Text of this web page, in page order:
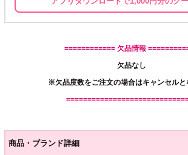
============ 欠品情報
欠品なし
※欠品度数をご注文の場合はキャンセルと
商品・ブランド詳細